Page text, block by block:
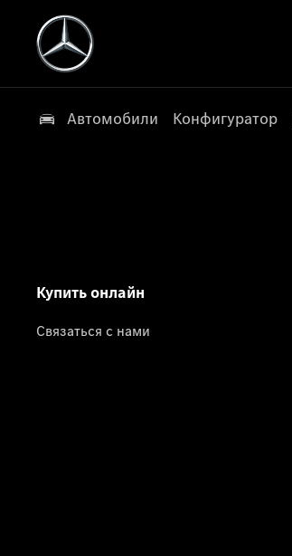
Автомобили Конфигуратор
Купить онлайн
Связаться с нами